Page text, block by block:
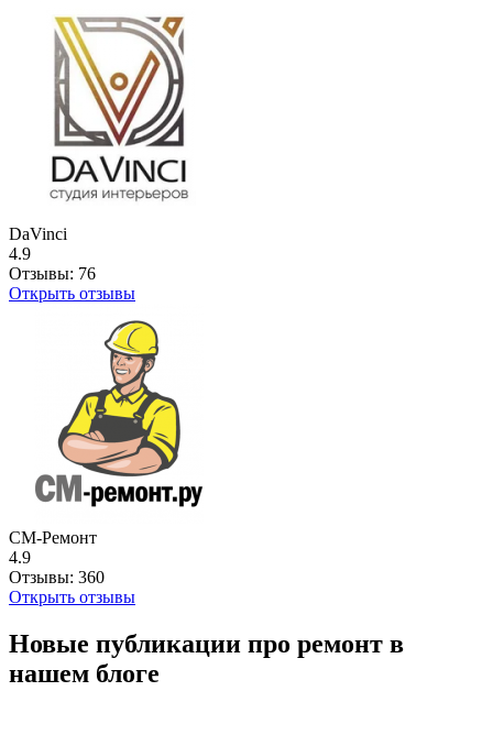
DaVinci
4.9
Отзывы: 76
Открыть отзывы
СМ-Ремонт
4.9
Отзывы: 360
Открыть отзывы
Новые публикации про ремонт в
нашем блоге